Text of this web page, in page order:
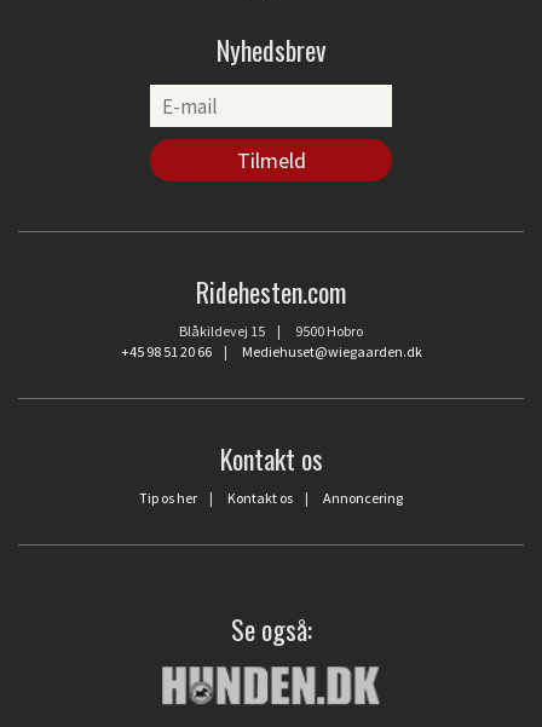
Nyhedsbrev
Ridehesten.com
Blåkildevej 15 | 9500 Hobro
+45 98 51 20 66| Mediehuset@wiegaarden.dk
Kontakt os
Tip os her | Kontakt os | Annoncering
Se også: